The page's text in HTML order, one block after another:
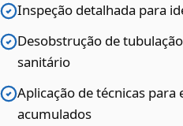
Inspeção detalhada para
Desobstrução de
sanitário
Aplicação de técnicas
acumulados